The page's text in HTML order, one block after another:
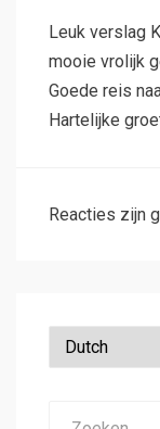
Leuk verslag
mooie vrolijk
Goede reis
Hartelijke
Reacties zijn